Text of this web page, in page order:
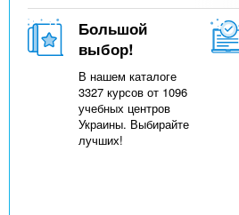
Большой
выбор!
В нашем каталоге
3327 курсов от 1096
учебных центров
Украины. Выбирайте
лучших!